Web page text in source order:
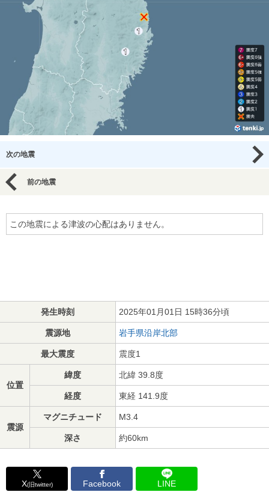
次の地震
前の地震
この地震による津波の心配はありません。
発生時刻 2025年01月01日 15時36分頃
震源地 岩手県沿岸北部
最大震度 震度1
位置
緯度 北緯 39.8度
経度 東経 141.9度
震源
マグニチュード M3.4
深さ 約60km
X(旧twitter) Facebook LINE